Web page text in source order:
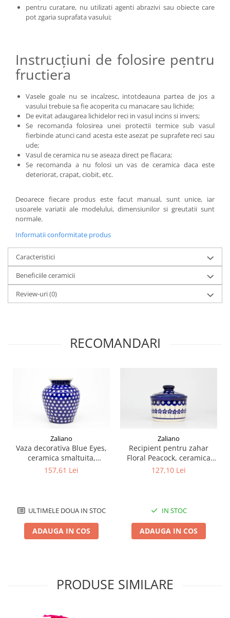
pentru curatare, nu utilizati agenti abrazivi sau obiecte care
pot zgaria suprafata vasului;
Instrucțiuni de folosire pentru
fructiera
Vasele goale nu se incalzesc, intotdeauna partea de jos a
vasului trebuie sa fie acoperita cu manacare sau lichide;
De evitat adaugarea lichidelor reci in vasul incins si invers;
Se recomanda folosirea unei protectii termice sub vasul
fierbinde atunci cand acesta este asezat pe suprafete reci sau
ude;
Vasul de ceramica nu se aseaza direct pe flacara;
Se recomanda a nu folosi un vas de ceramica daca este
deteriorat, crapat, ciobit, etc.
Deoarece fiecare produs este facut manual, sunt unice, iar
usoarele variatii ale modelului, dimensiunilor si greutatii sunt
normale.
Informatii conformitate produs
Caracteristici
Beneficiile ceramicii
Review-uri(0)
RECOMANDARI
Zaliano
Vaza decorativa Blue Eyes,
ceramica smaltuita,
impermeabila, pictata
157,61 Lei
ULTIMELE DOUA IN STOC
ADAUGA IN COS
Zaliano
Recipient pentru zahar
Floral Peacock, ceramica
smaltuita, pictat manual,
127,10 Lei
IN STOC
ADAUGA IN COS
PRODUSE SIMILARE